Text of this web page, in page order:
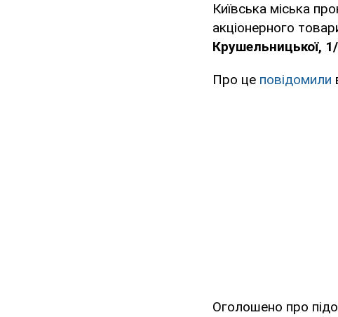
Київська міська
акціонерного
Крушельницької,
Про це повідомили
Оголошено про